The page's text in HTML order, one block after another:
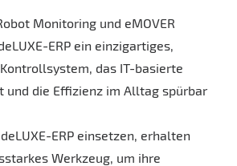
Monitoring und eMOVER
ERP ein einzigartiges,
das IT-basierte
und die Effizienz im Alltag spürbar
ERP einsetzen, erhalten
Werkzeug, um ihre